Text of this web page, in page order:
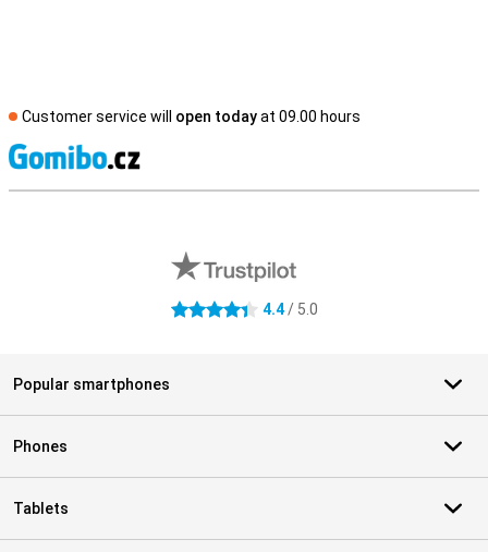
Customer service will open todayat 09.00 hours
4.4 stars 4.4/ 5.0
Popular smartphones
Phones
Tablets